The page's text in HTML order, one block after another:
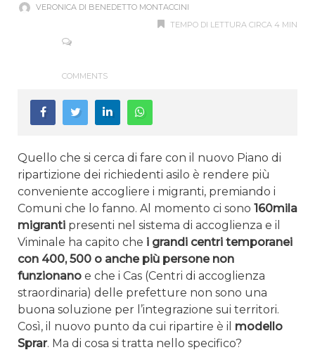
VERONICA DI BENEDETTO MONTACCINI
TEMPO DI LETTURA CIRCA 4 MIN
COMMENTS
Quello che si cerca di fare con il nuovo Piano di
ripartizione dei richiedenti asilo è rendere più
conveniente accogliere i migranti, premiando i
Comuni che lo fanno. Al momento ci sono 160mila
migranti presenti nel sistema di accoglienza e il
Viminale ha capito che i grandi centri temporanei
con 400, 500 o anche più persone non
funzionano e che i Cas (Centri di accoglienza
straordinaria) delle prefetture non sono una
buona soluzione per l’integrazione sui territori.
Così, il nuovo punto da cui ripartire è il modello
Sprar. Ma di cosa si tratta nello specifico?